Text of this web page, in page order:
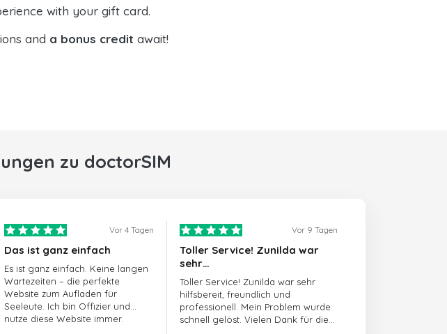
with your gift card.
and a bonus credit await!
zu doctorSIM
Vor 4 Tagen
Das ist ganz einfach
Es ist ganz einfach. Keine langen
Wartezeiten – die perfekte
Website zum Aufladen für
Seeleute. Ich bin Offizier und
nutze diese Website immer.
Vor 9 Tagen
Toller Service! Zunilda war
sehr…
Toller Service! Zunilda war sehr
hilfsbereit, freundlich und
professionell. Mein Problem wurde
schnell gelöst. Vielen Dank für die